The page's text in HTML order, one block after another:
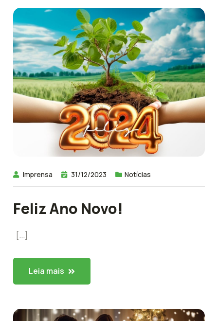
Imprensa 31/12/2023 Notícias
Feliz Ano Novo!
[...]
Leia mais